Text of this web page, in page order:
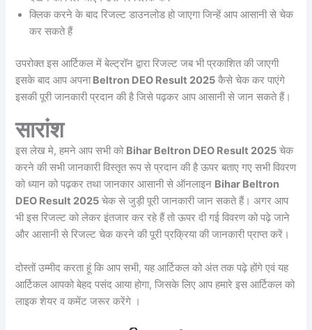
क्लिक करने के बाद रिजल्ट डाउनलोड हो जाएगा जिन्हें आप आसानी से चेक
कर सकते हैं
उपरोक्त इस आर्टिकल में बेल्ट्रॉन द्वारा रिजल्ट जब भी प्रकाशित की जाएगी
इसके बाद आप अपनाBeltron DEO Result 2025 कैसे चेक कर पाएंगे
इसकी पूरी जानकारी प्रदान की है जिसे पढ़कर आप आसानी से जान सकते हैं।
सारांश
इस लेख मे, हमने आप सभी को Bihar Beltron DEO Result 2025 चेक
करने की सभी जानकारी विस्तृत रूप से प्रदान की है ऊपर बताए गए सभी विवरण
को ध्यान को पढ़कर तथा जानकार आसानी से ऑनलाइन Bihar Beltron
DEO Result 2025 चेक से जुड़ी पूरी जानकारी जान सकते हैं। अगर आप
भी इस रिजल्ट को लेकर इंतजार कर रहे हैं तो ऊपर दी गई विवरण को पढ़े जाने
और आसानी से रिजल्ट चेक करने की पूरी प्रक्रिया की जानकारी प्राप्त करें।
दोस्तों उम्मीद करता हूं कि आप सभी, यह आर्टिकल को अंत तक पढ़े होंगे एवं यह
आर्टिकल आपको बेहद पसंद आया होगा, जिसके लिए आप हमारे इस आर्टिकल को
लाइक शेयर व कमेंट जरूर करेंगे ।